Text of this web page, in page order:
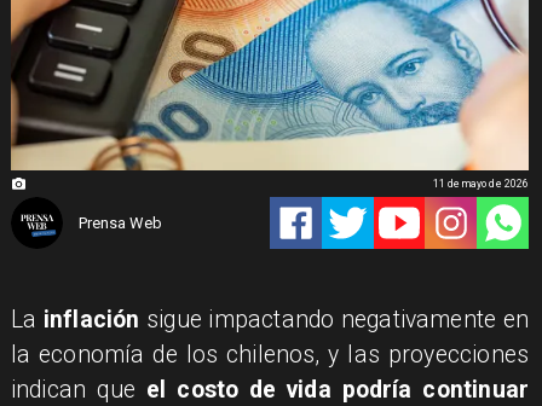
Prensa Web
11 de mayo de 2026
La inflación sigue impactando negativamente en
la economía de los chilenos, y las proyecciones
indican que el costo de vida podría continuar